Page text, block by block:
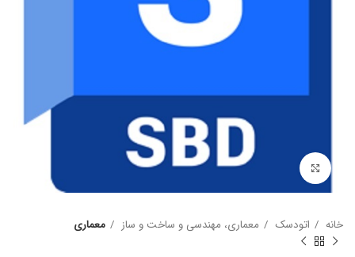
برای بزرگنمایی کلیک کنید
خانه اتودسک معماری، مهندسی و ساخت و ساز معماری